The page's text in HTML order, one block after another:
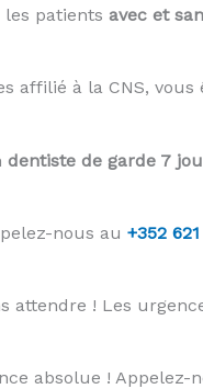
patients avec et
affilié à la CNS, vous
dentiste de garde 7
nous au +352
attendre ! Les
absolue ! Appelez-